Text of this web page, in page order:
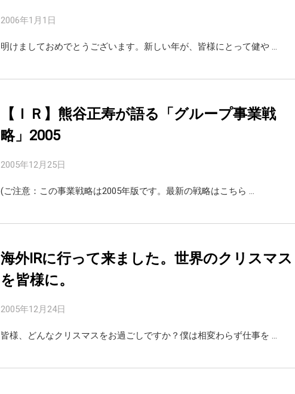
2006年1月1日
明けましておめでとうございます。新しい年が、皆様にとって健や …
【ＩＲ】熊谷正寿が語る「グループ事業戦
略」2005
2005年12月25日
(ご注意：この事業戦略は2005年版です。最新の戦略はこちら …
海外IRに行って来ました。世界のクリスマス
を皆様に。
2005年12月24日
皆様、どんなクリスマスをお過ごしですか？僕は相変わらず仕事を …